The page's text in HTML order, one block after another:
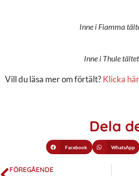
Inne i Fiamma
Inne i Thule tältet
Vill du läsa mer om förtält?Klicka
Dela
Facebook WhatsApp
FÖREGÅENDE